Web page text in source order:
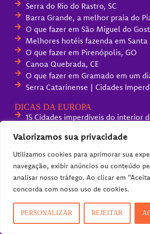
Valorizamos sua privacidade
Utilizamos cookies para aprimorar sua
navegação, exibir anúncios ou conteúdo
analisar nosso tráfego. Ao clicar em
concorda com nosso uso de cookies.
PERSONALIZAR REJEITAR
Serra do Rio do Rastro, SC
Barra Grande, a melhor praia do
O que fazer em São Miguel do
Melhores hotéis fazenda em Santa
O que fazer em Pirenópolis, GO
Canoa Quebrada, CE
O que fazer em Gramado em um
Serra Catarinense | Cidades
DICAS DA EUROPA
15 Cidades imperdíveis do interior
O que fazer em Frankfurt
Cidades para conhecer na
Cidades para conhecer na Bélgica
O que fazer em Luxemburgo
Fontana de Trevi, Roma
Compras na Alemanha (guia